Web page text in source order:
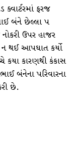
ફરજ
બંને છેલ્લા ૫
ઉપર હાજર
ન થઈ આપઘાત કર્યો
કયા કારણથી કંકાસ
બંનેના પરિવારના
છે.